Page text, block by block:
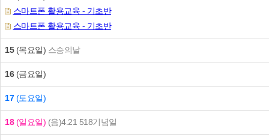
스마트폰 활용교육 - 기초반
스마트폰 활용교육 - 기초반
15(목요일) 스승의날
16(금요일)
17(토요일)
18(일요일) (음)4.21 518기념일